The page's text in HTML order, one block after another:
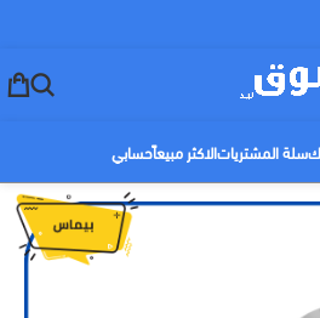
سلة المشترياتالاكثر مبيعاًحسابي